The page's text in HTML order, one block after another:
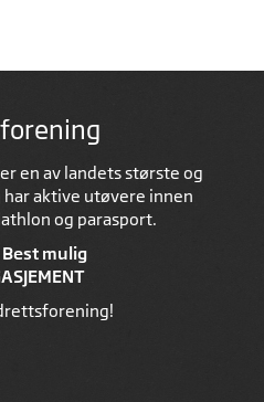
en av landets største og
aktive utøvere innen
og parasport.
mulig